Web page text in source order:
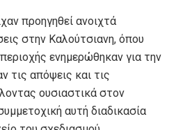
προηγηθεί ανοιχτά
στην Καλούτσιανη, όπου
ενημερώθηκαν για την
τις απόψεις και τις
ουσιαστικά στον
αυτή διαδικασία